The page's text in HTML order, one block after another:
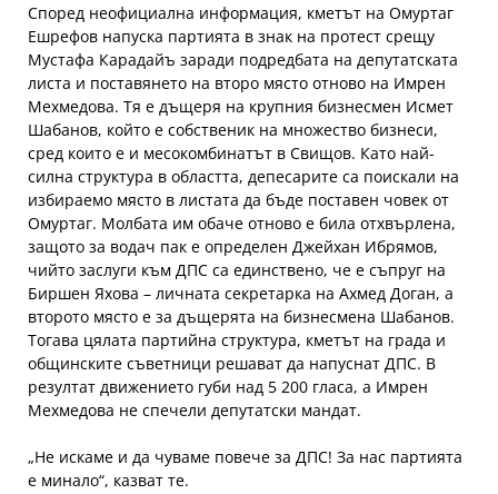
Според неофициална информация, кметът на Омуртаг
Ешрефов напуска партията в знак на протест срещу
Мустафа Карадайъ заради подредбата на депутатската
листа и поставянето на второ място отново на Имрен
Мехмедова. Тя е дъщеря на крупния бизнесмен Исмет
Шабанов, който е собственик на множество бизнеси,
сред които е и месокомбинатът в Свищов. Като най-
силна структура в областта, депесарите са поискали на
избираемо място в листата да бъде поставен човек от
Омуртаг. Молбата им обаче отново е била отхвърлена,
защото за водач пак е определен Джейхан Ибрямов,
чийто заслуги към ДПС са единствено, че е съпруг на
Биршен Яхова – личната секретарка на Ахмед Доган, а
второто място е за дъщерята на бизнесмена Шабанов.
Тогава цялата партийна структура, кметът на града и
общинските съветници решават да напуснат ДПС. В
резултат движението губи над 5 200 гласа, а Имрен
Мехмедова не спечели депутатски мандат.
„Не искаме и да чуваме повече за ДПС! За нас партията
е минало“, казват те.